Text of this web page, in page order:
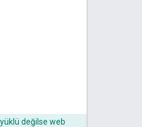
yüklü değilse web